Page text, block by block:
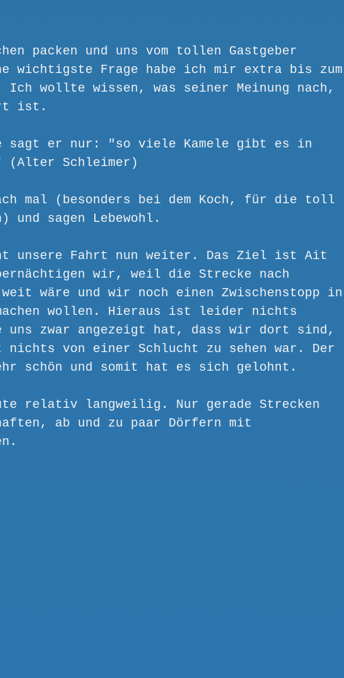
packen und uns vom tollen Gastgeber
wichtigste Frage habe ich mir extra bis zum
Ich wollte wissen, was seiner Meinung nach,
ist.
sagt er nur: "so viele Kamele gibt es in
(Alter Schleimer)
mal (besonders bei dem Koch, für die toll
und sagen Lebewohl.
unsere Fahrt nun weiter. Das Ziel ist Ait
wir, weil die Strecke nach
weit wäre und wir noch einen Zwischenstopp in
wollen. Hieraus ist leider nichts
uns zwar angezeigt hat, dass wir dort sind,
von einer Schlucht zu sehen war. Der
schön und somit hat es sich gelohnt.
relativ langweilig. Nur gerade Strecken
ab und zu paar Dörfern mit